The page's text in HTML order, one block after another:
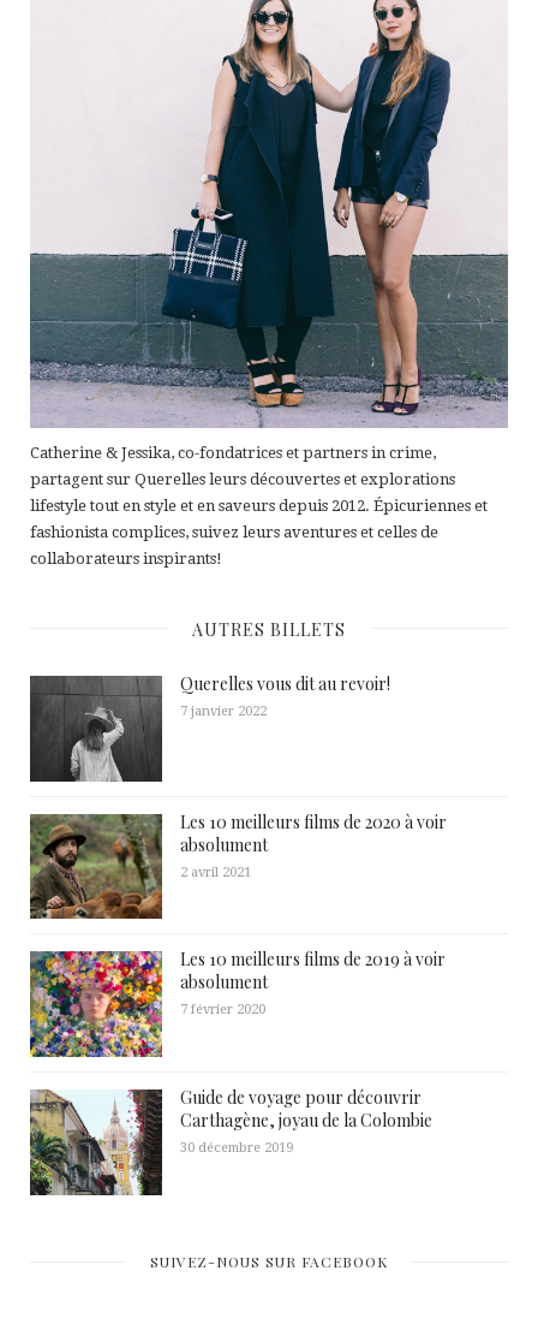
Catherine & Jessika, co-fondatrices et partners in crime,
partagent sur Querelles leurs découvertes et explorations
lifestyle tout en style et en saveurs depuis 2012. Épicuriennes et
fashionista complices, suivez leurs aventures et celles de
collaborateurs inspirants!
AUTRES BILLETS
Querelles vous dit au revoir!
7 janvier 2022
Les 10 meilleurs films de 2020 à voir
absolument
2 avril 2021
Les 10 meilleurs films de 2019 à voir
absolument
7 février 2020
Guide de voyage pour découvrir
Carthagène, joyau de la Colombie
30 décembre 2019
SUIVEZ-NOUS SUR FACEBOOK